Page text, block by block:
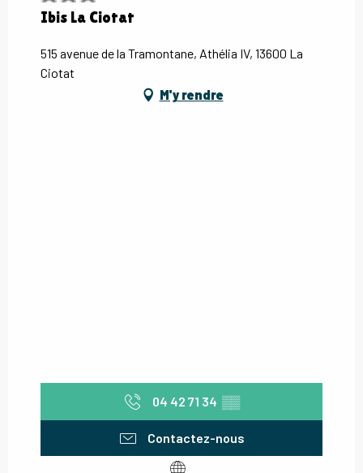
Ibis La Ciotat
515 avenue de la Tramontane, Athélia IV, 13600 La
Ciotat
M'y rendre
04 42 71 34 ▒▒
Contactez-nous